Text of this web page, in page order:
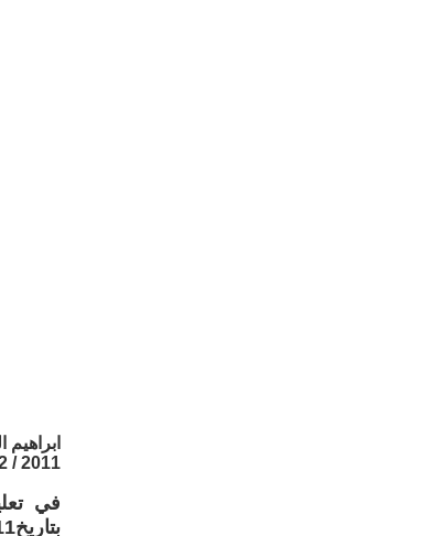
ابراهيم
2011 / 2 / 26